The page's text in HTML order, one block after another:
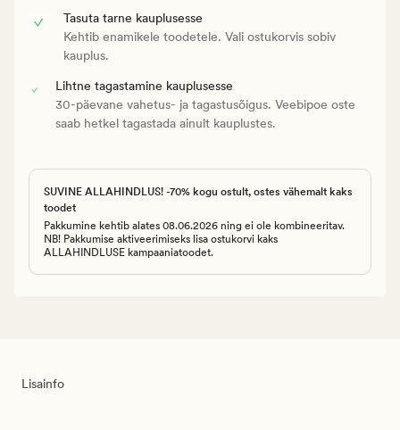
Tasuta tarne kauplusesse
Kehtib enamikele toodetele. Vali ostukorvis sobiv
kauplus.
Lihtne tagastamine kauplusesse
30-päevane vahetus- ja tagastusõigus. Veebipoe oste
saab hetkel tagastada ainult kauplustes.
SUVINE ALLAHINDLUS! -70% kogu ostult, ostes vähemalt kaks
toodet
Pakkumine kehtib alates 08.06.2026 ning ei ole kombineeritav.
NB! Pakkumise aktiveerimiseks lisa ostukorvi kaks
ALLAHINDLUSE kampaaniatoodet.
Lisainfo